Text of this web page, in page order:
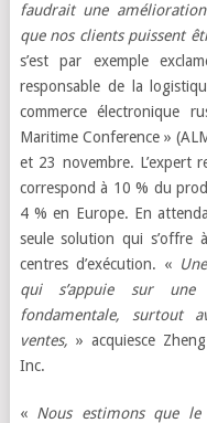
faudrait une
que nos clients puissent
s’est par exemple
responsable de la
commerce électronique
Maritime Conference »
et 23 novembre. L’expert
correspond à 10 % du
4 % en Europe. En
seule solution qui s’offre
centres d’exécution. «
qui s’appuie sur
fondamentale, surtout
ventes, » acquiesce
Inc.
« Nous estimons que